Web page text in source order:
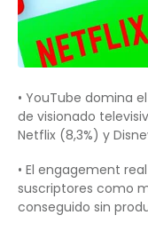
• YouTube domina
de visionado
Netflix (8,3%) y
• El engagement
suscriptores como
conseguido sin